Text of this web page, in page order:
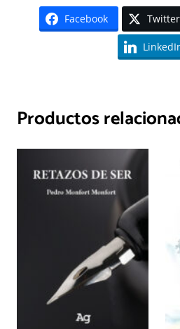
Facebook Twitter
Productos